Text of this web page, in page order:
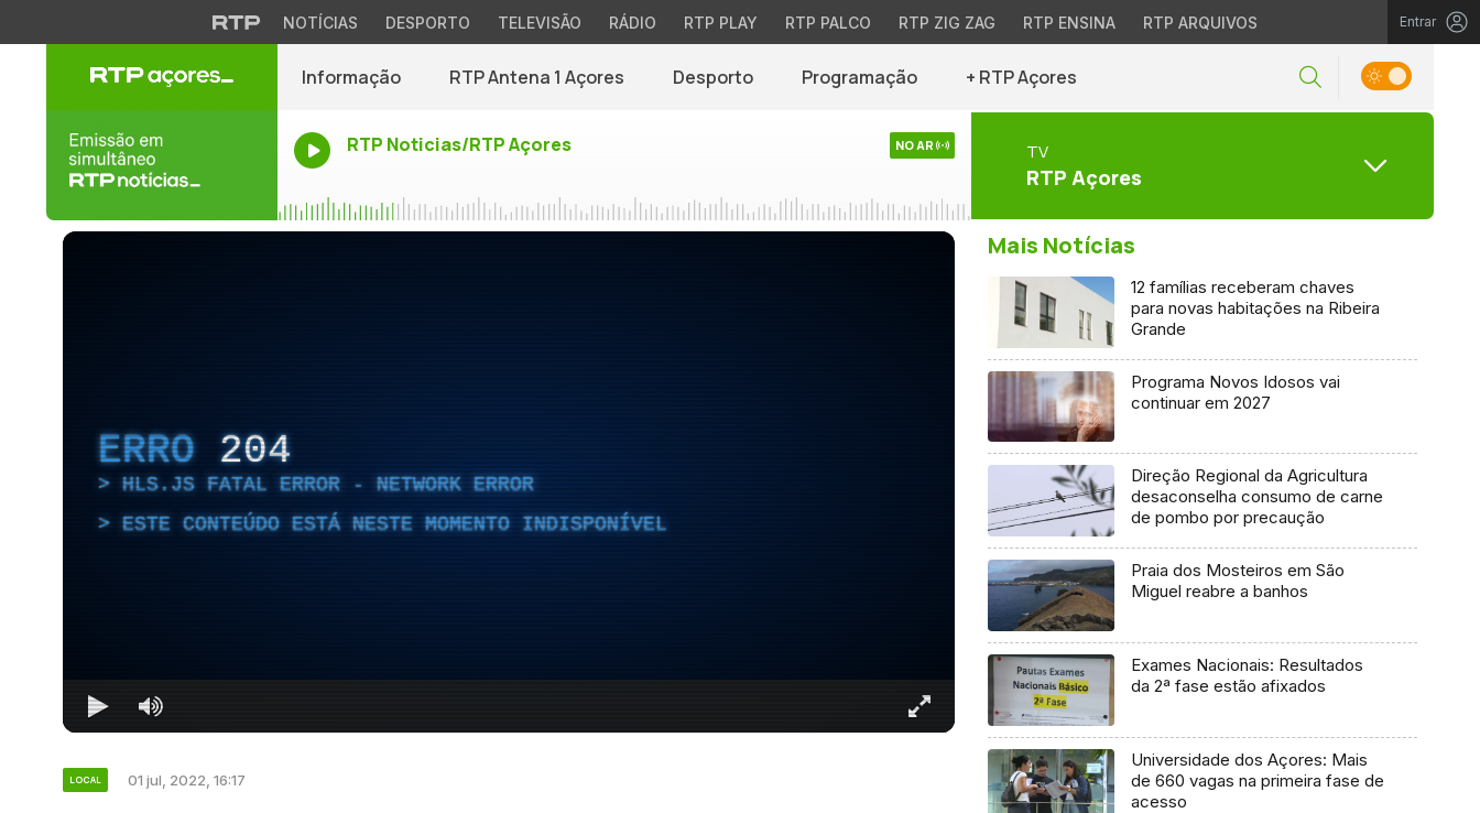
NOTÍCIAS DESPORTO TELEVISÃO RÁDIO RTP PLAY RTP PALCO RTP ZIG ZAG RTP ENSINA RTP ARQUIVOS Entrar
Informação RTP Antena 1 Açores Desporto Programação + RTP Açores
RTP Noticias/RTP Açores NO AR TV
RTP Açores
ERRO 204
HLS.JS FATAL ERROR - NETWORK ERROR
ESTE CONTEÚDO ESTÁ NESTE MOMENTO INDISPONÍVEL
LOCAL 01 jul, 2022, 16:17
Mais Notícias
12 famílias receberam chaves
para novas habitações na Ribeira
Grande
Programa Novos Idosos vai
continuar em 2027
Direção Regional da Agricultura
desaconselha consumo de carne
de pombo por precaução
Praia dos Mosteiros em São
Miguel reabre a banhos
Exames Nacionais: Resultados
da 2ª fase estão afixados
Universidade dos Açores: Mais
de 660 vagas na primeira fase de
acesso